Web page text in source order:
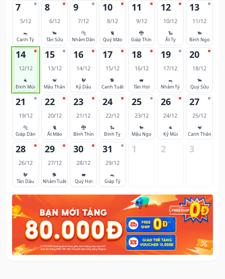
7
5/12
🐀
Canh Tý
8
6/12
🐂
Tân Sửu
9
7/12
🐅
Nhâm Dần
10
8/12
🐈
Quý Mão
11
9/12
🐉
Giáp Thìn
12
10/12
🐍
Ất Tỵ
13
11/12
🐎
Bính Ngọ
14
12/12
🐐
Đinh Mùi
15
13/12
🐒
Mậu Thân
16
14/12
🐓
Kỷ Dậu
17
15/12
🐕
Canh Tuất
18
16/12
🐖
Tân Hợi
19
17/12
🐀
Nhâm Tý
20
18/12
🐂
Quý Sửu
21
19/12
🐅
Giáp Dần
22
20/12
🐈
Ất Mão
23
21/12
🐉
Bính Thìn
24
22/12
🐍
Đinh Tỵ
25
23/12
🐎
Mậu Ngọ
26
24/12
🐐
Kỷ Mùi
27
25/12
🐒
Canh Thân
28
26/12
🐓
Tân Dậu
29
27/12
🐕
Nhâm Tuất
30
28/12
🐖
Quý Hợi
31
29/12
🐀
Giáp Tý
1 2 3